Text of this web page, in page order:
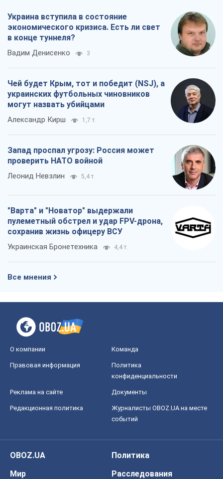
Украина вступила в состояние
экономического кризиса. Есть ли свет
в конце туннеля?
Вадим Денисенко 3
Чей будет Крым, тот и победит (NSJ), а
украинских футбольных чиновников
могут назвать убийцами
Александр Кирш 1,7 т.
Запад проспал угрозу: Россия может
проверить НАТО войной
Леонид Невзлин 5,4 т.
"Варта" и "Новатор" выдержали
пулеметный обстрел и удар FPV-дрона,
сохранив жизнь офицеру ВСУ
Украинская Бронетехника 4,4 т.
Все мнения
О компании Команда
Правовая информация
Политика
конфиденциальности
Реклама на сайте Документы
Редакционная политика
Журналисты OBOZ.UA на месте
событий
OBOZ.UA
Политика
Мир
Расследования